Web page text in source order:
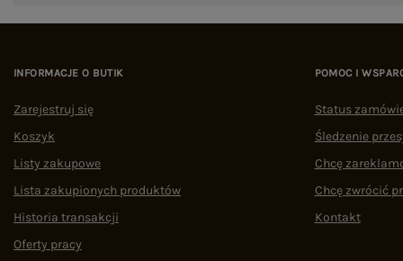
INFORMACJE O BUTIK
Zarejestruj się
Koszyk
Listy zakupowe
Lista zakupionych produktów
Historia transakcji
Oferty pracy
POMOC I
Status
Śledzenie
Chcę
Chcę zwrócić
Kontakt